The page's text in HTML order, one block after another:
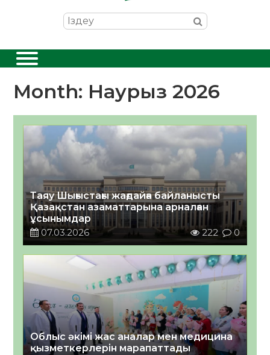
Month: Наурыз 2026
Таяу Шығыстағы жағдайға байланысты
Қазақстан азаматтарына арналған
ұсынымдар
07.03.2026
222 0
Облыс әкімі жас аналар мен медицина
қызметкерлерін марапаттады